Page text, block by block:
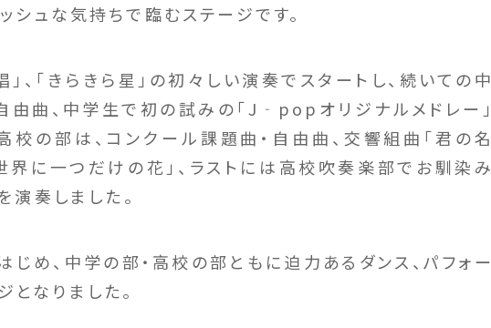
シュな気持ちで臨むステージです。
、「きらきら星」の初々しい演奏でスタートし、続いての中
由曲、中学生で初の試みの「J‐popオリジナルメドレー」
校の部は、コンクール課題曲・自由曲、交響組曲「君の名
「世界に一つだけの花」、ラストには高校吹奏楽部でお馴染み
演奏しました。
め、中学の部・高校の部ともに迫力あるダンス、パフォー
なりました。